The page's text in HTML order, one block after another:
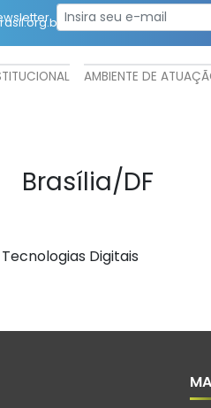
AMBIENTE DE
Brasília/DF
Digitais